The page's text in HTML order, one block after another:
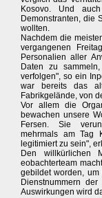
Kosovo. Und
Demonstranten, die
wollten.
Nachdem die
vergangenen
Personalien aller
Daten zu
verfolgen", so ein
war bereits das
Fabrikgelände, von
Vor allem die
bewachen unsere
Fersen. Sie
mehrmals am Tag
legitimiert zu sein",
Den willkürlichen
eobachterteam
gebildet worden,
Dienstnummern
Auswirkungen wird